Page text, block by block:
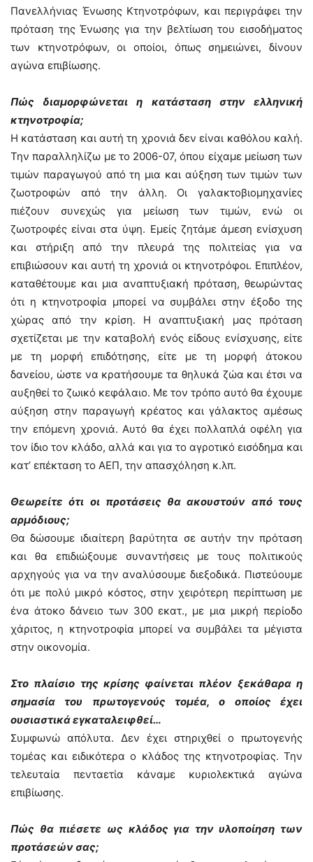
Πανελλήνιας Ένωσης Κτηνοτρόφων, και περιγράφει την
πρόταση της Ένωσης για την βελτίωση του εισοδήματος
των κτηνοτρόφων, οι οποίοι, όπως σημειώνει, δίνουν
αγώνα επιβίωσης.
Πώς διαμορφώνεται η κατάσταση στην ελληνική
κτηνοτροφία;
Η κατάσταση και αυτή τη χρονιά δεν είναι καθόλου καλή.
Την παραλληλίζω με το 2006-07, όπου είχαμε μείωση των
τιμών παραγωγού από τη μια και αύξηση των τιμών των
ζωοτροφών από την άλλη. Οι γαλακτοβιομηχανίες
πιέζουν συνεχώς για μείωση των τιμών, ενώ οι
ζωοτροφές είναι στα ύψη. Εμείς ζητάμε άμεση ενίσχυση
και στήριξη από την πλευρά της πολιτείας για να
επιβιώσουν και αυτή τη χρονιά οι κτηνοτρόφοι. Επιπλέον,
καταθέτουμε και μια αναπτυξιακή πρόταση, θεωρώντας
ότι η κτηνοτροφία μπορεί να συμβάλει στην έξοδο της
χώρας από την κρίση. Η αναπτυξιακή μας πρόταση
σχετίζεται με την καταβολή ενός είδους ενίσχυσης, είτε
με τη μορφή επιδότησης, είτε με τη μορφή άτοκου
δανείου, ώστε να κρατήσουμε τα θηλυκά ζώα και έτσι να
αυξηθεί το ζωικό κεφάλαιο. Με τον τρόπο αυτό θα έχουμε
αύξηση στην παραγωγή κρέατος και γάλακτος αμέσως
την επόμενη χρονιά. Αυτό θα έχει πολλαπλά οφέλη για
τον ίδιο τον κλάδο, αλλά και για το αγροτικό εισόδημα και
κατ’ επέκταση το ΑΕΠ, την απασχόληση κ.λπ.
Θεωρείτε ότι οι προτάσεις θα ακουστούν από τους
αρμόδιους;
Θα δώσουμε ιδιαίτερη βαρύτητα σε αυτήν την πρόταση
και θα επιδιώξουμε συναντήσεις με τους πολιτικούς
αρχηγούς για να την αναλύσουμε διεξοδικά. Πιστεύουμε
ότι με πολύ μικρό κόστος, στην χειρότερη περίπτωση με
ένα άτοκο δάνειο των 300 εκατ., με μια μικρή περίοδο
χάριτος, η κτηνοτροφία μπορεί να συμβάλει τα μέγιστα
στην οικονομία.
Στο πλαίσιο της κρίσης φαίνεται πλέον ξεκάθαρα η
σημασία του πρωτογενούς τομέα, ο οποίος έχει
ουσιαστικά εγκαταλειφθεί…
Συμφωνώ απόλυτα. Δεν έχει στηριχθεί ο πρωτογενής
τομέας και ειδικότερα ο κλάδος της κτηνοτροφίας. Την
τελευταία πενταετία κάναμε κυριολεκτικά αγώνα
επιβίωσης.
Πώς θα πιέσετε ως κλάδος για την υλοποίηση των
προτάσεών σας;